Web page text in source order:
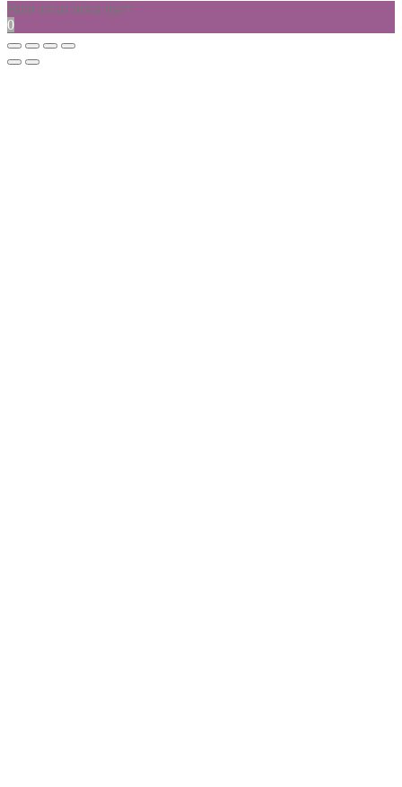
Ваш заказ пока пуст
0